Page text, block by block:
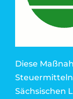
Diese
Sächsischen